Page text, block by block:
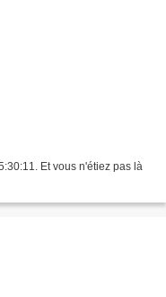
Et vous n'étiez pas là